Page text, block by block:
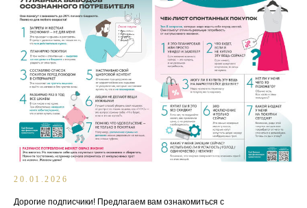
20.01.2026
Дорогие подписчики! Предлагаем вам ознакомиться с